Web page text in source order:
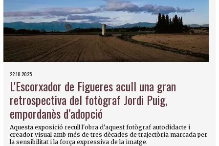
22.10.2025
L'Escorxador de Figueres acull una gran
retrospectiva del fotògraf Jordi Puig,
empordanès d’adopció
Aquesta exposició recull l'obra d'aquest fotògraf autodidacte i
creador visual amb més de tres dècades de trajectòria marcada per
la sensibilitat i la força expressiva de la imatge.